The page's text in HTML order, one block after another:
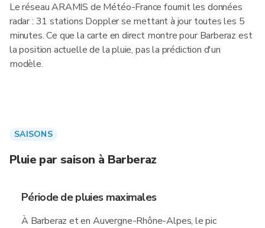
Le réseau ARAMIS de Météo-France fournit les données
radar : 31 stations Doppler se mettant à jour toutes les 5
minutes. Ce que la carte en direct montre pour Barberaz est
la position actuelle de la pluie, pas la prédiction d'un
modèle.
SAISONS
Pluie par saison à Barberaz
Période de pluies maximales
À Barberaz et en Auvergne-Rhône-Alpes, le pic